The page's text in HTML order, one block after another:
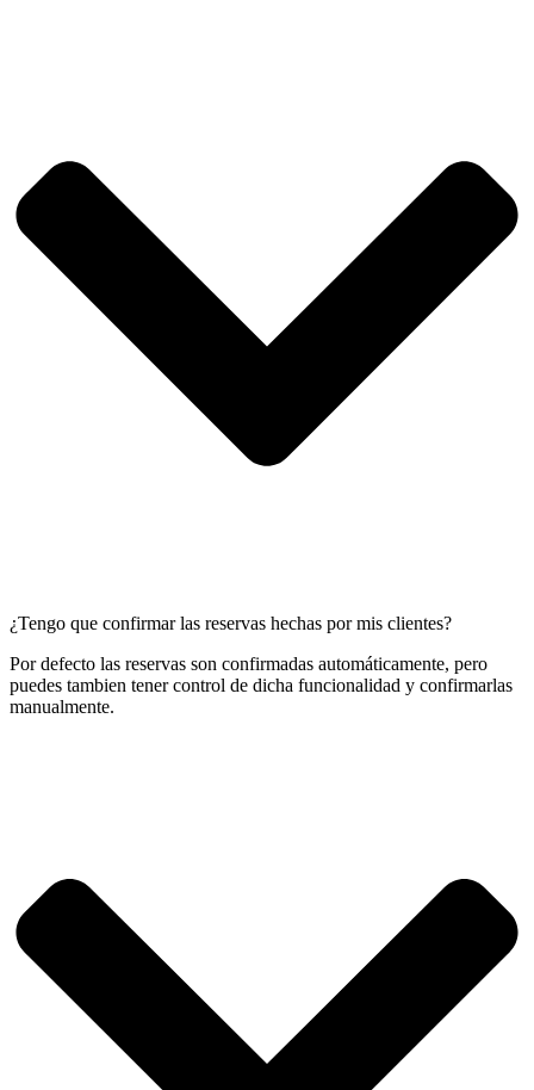
¿Tengo que confirmar las reservas hechas por mis clientes?
Por defecto las reservas son confirmadas automáticamente, pero
puedes tambien tener control de dicha funcionalidad y confirmarlas
manualmente.